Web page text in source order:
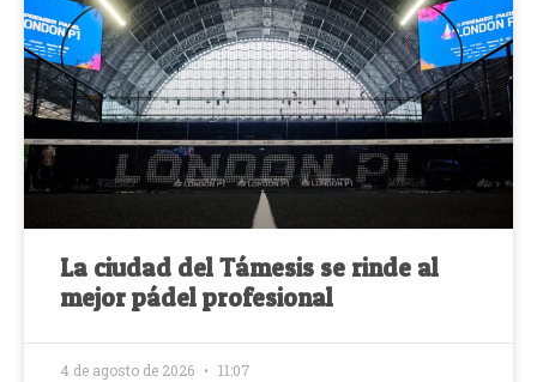
La ciudad del Támesis se rinde al
mejor pádel profesional
4 de agosto de 2026 11:07